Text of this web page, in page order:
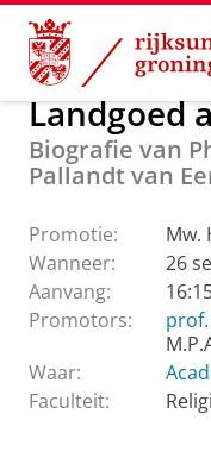
Skip
Content
Skip
Navigation
Onderwijs
Landgoed
Biografie van
Pallandt van
Promotie:
Mw.
Wanneer:
26
Aanvang:
Promotors:
prof.
Waar:
Faculteit: